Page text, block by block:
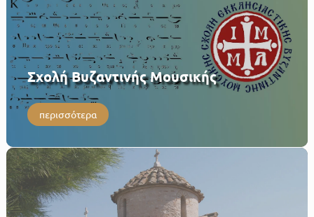
Σχολή Βυζαντινής Μουσικής
περισσότερα